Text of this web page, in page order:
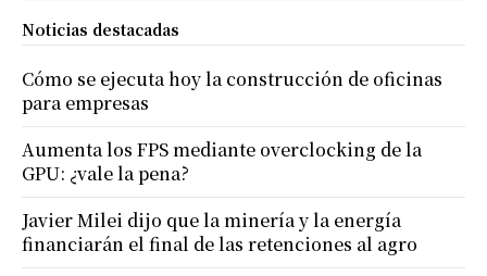
Noticias destacadas
Cómo se ejecuta hoy la construcción de oficinas
para empresas
Aumenta los FPS mediante overclocking de la
GPU: ¿vale la pena?
Javier Milei dijo que la minería y la energía
financiarán el final de las retenciones al agro